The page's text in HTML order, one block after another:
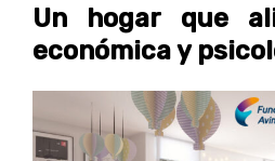
Un hogar que
económica y